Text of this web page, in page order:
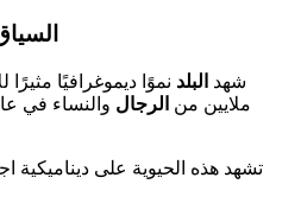
شهد البلد نموًا ديموغرافيًا
ملايين من الرجال
تشهد هذه الحيوية على ديناميكية